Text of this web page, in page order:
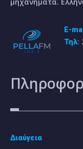
E-
Τηλ:
Διαύγεια